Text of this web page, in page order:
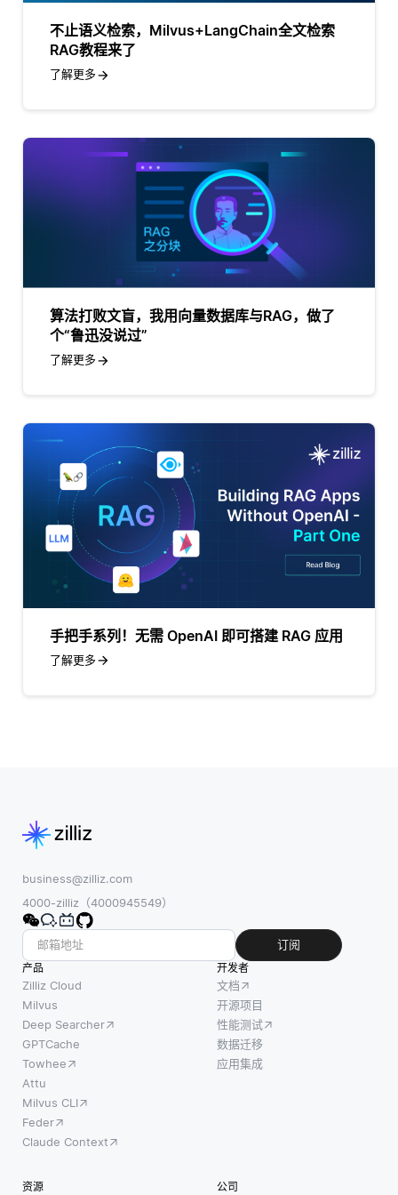
不止语义检索，Milvus+LangChain全文检索
RAG教程来了
了解更多
算法打败文盲，我用向量数据库与RAG，做了
个“鲁迅没说过”
了解更多
手把手系列！无需 OpenAI 即可搭建 RAG 应用
了解更多
business@zilliz.com
4000-zilliz（4000945549）
订阅
产品
Zilliz Cloud
Milvus
Deep Searcher
GPTCache
Towhee
Attu
Milvus CLI
Feder
Claude Context
开发者
文档
开源项目
性能测试
数据迁移
应用集成
资源 公司